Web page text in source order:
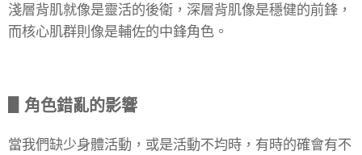
淺層背肌就像是靈活的後衛，深層背肌像是穩健的前鋒，
而核心肌群則像是輔佐的中鋒角色。
▋角色錯亂的影響
當我們缺少身體活動，或是活動不均時，有時的確會有不